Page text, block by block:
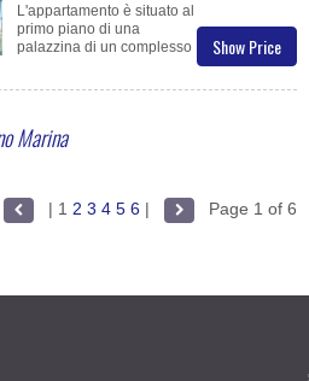
Show Price
L'appartamento è situato al
primo piano di una
palazzina di un complesso
Marina
| 1 2 3 4 5 6 | Page 1 of 6